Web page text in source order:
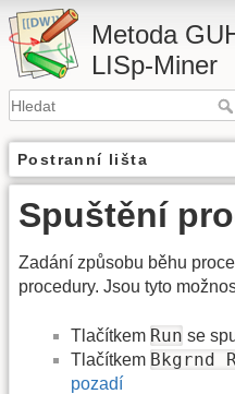
Metoda
LISp-Miner
Postranní lišta
Spuštění
Zadání způsobu běhu
procedury. Jsou tyto
Tlačítkem Run se
Tlačítkem Bkgrnd
pozadí